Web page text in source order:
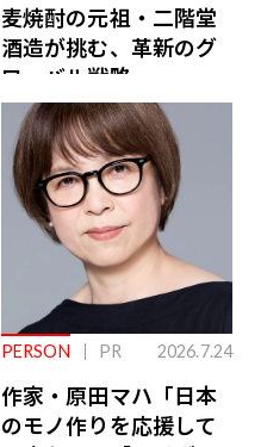
麦焼酎の元祖・二階堂
酒造が挑む、革新のグ
ローバル戦略
PERSON PR 2026.7.24
作家・原田マハ「日本
のモノ作りを応援して